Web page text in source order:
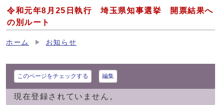
令和元年8月25日執行 埼玉県知事選挙 開票結果へ
の別ルート
ホーム お知らせ
このページをチェックする 編集
現在登録されていません。